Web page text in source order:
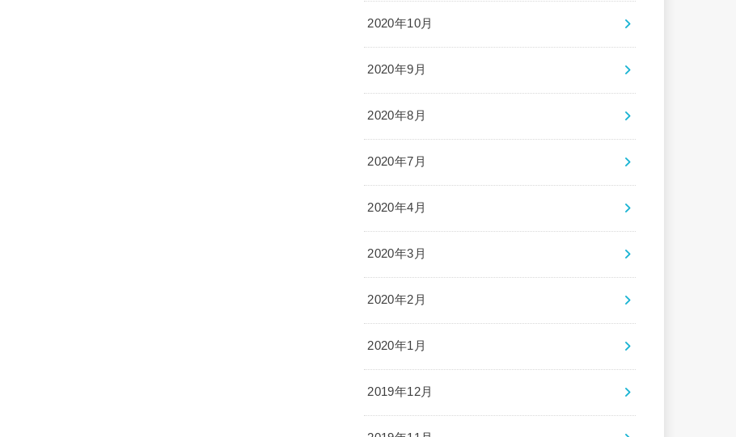
2020年10月
2020年9月
2020年8月
2020年7月
2020年4月
2020年3月
2020年2月
2020年1月
2019年12月